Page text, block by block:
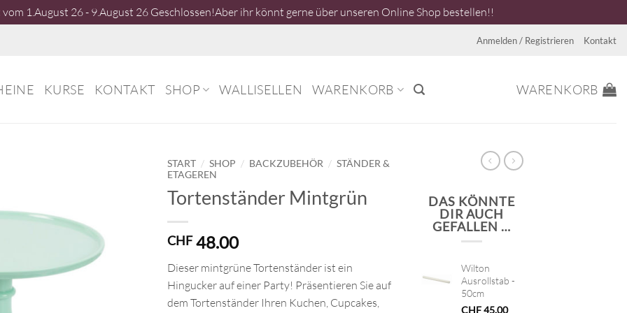
1.August 26 - 9.August 26 Geschlossen!Aber ihr könnt gerne über unseren Online Shop bestellen!!
Anmelden / Registrieren Kontakt
KURSE KONTAKT SHOP WALLISELLEN WARENKORB WARENKORB
START / SHOP / BACKZUBEHÖR / STÄNDER &
ETAGEREN
Tortenständer Mintgrün
CHF48.00
Dieser mintgrüne Tortenständer ist ein
Hingucker auf einer Party! Präsentieren Sie auf
dem Tortenständer Ihren Kuchen, Cupcakes,
DAS KÖNNTE
DIR AUCH
GEFALLEN …
Wilton
Ausrollstab -
50cm
CHF45.00